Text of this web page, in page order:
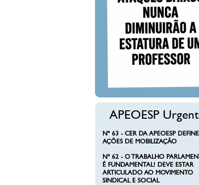
APEOESP
Nº 63 - CER DA APEOESP DEFINE
AÇÕES DE MOBILIZAÇÃO
Nº 62 - O TRABALHO
É FUNDAMENTAL! DEVE ESTAR
ARTICULADO AO MOVIMENTO
SINDICAL E SOCIAL